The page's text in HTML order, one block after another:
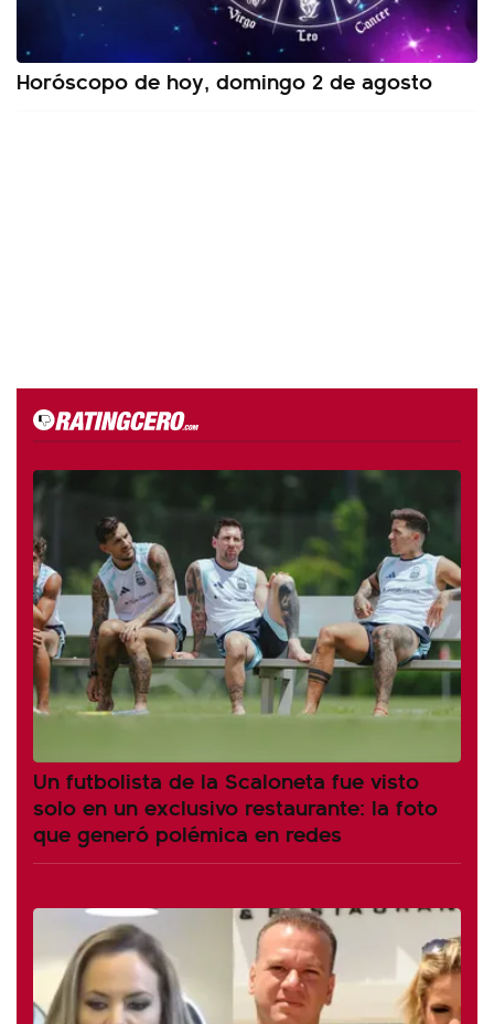
Horóscopo de hoy, domingo 2 de agosto
Un futbolista de la Scaloneta fue visto
solo en un exclusivo restaurante: la foto
que generó polémica en redes